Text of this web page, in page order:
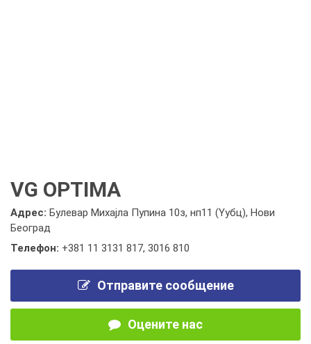
VG OPTIMA
Адрес: Булевар Михајла Пупина 10з, нп11 (Yубц), Нови
Београд
Телефон: +381 11 3131 817, 3016 810
Отправите сообщение
Оцените нас